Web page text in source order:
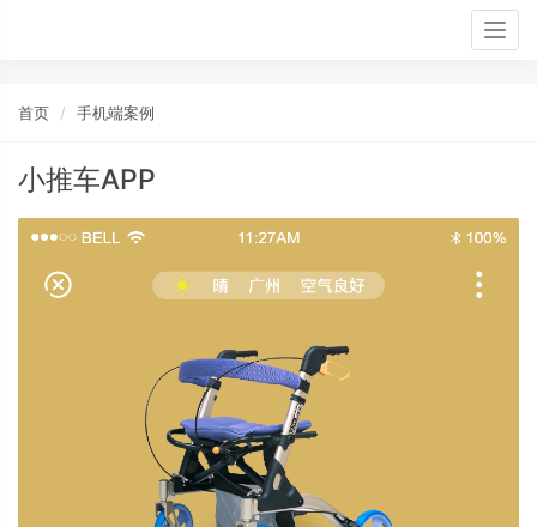
首页 手机端案例
小推车APP